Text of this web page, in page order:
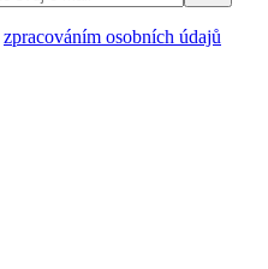
zpracováním osobních údajů